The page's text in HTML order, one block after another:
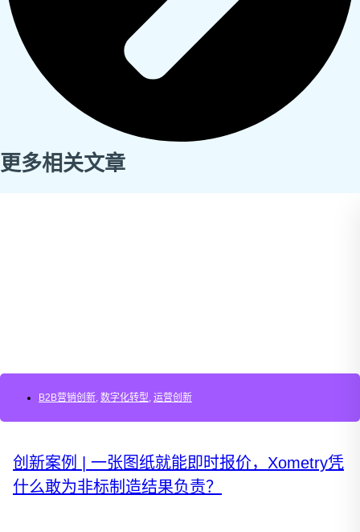
更多相关文章
B2B营销创新, 数字化转型, 运营创新
创新案例 | 一张图纸就能即时报价，Xometry凭
什么敢为非标制造结果负责？